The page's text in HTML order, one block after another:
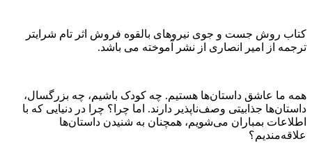
کتاب روش جست و جوی نیروهای بالقوه فروش اثر تام شرایتر
ترجمه از امیر انصاری از نشر آموخته می باشد.
همه ما عاشق داستان‌ها هستیم. چه کودک باشیم، چه بزرگسال،
داستان‌ها جذابیتی وصف‌ناپذیر دارند. اما چرا؟ چرا در دنیایی که با
اطلاعات بمباران می‌شویم، همچنان به شنیدن داستان‌ها
علاقه‌مندیم؟